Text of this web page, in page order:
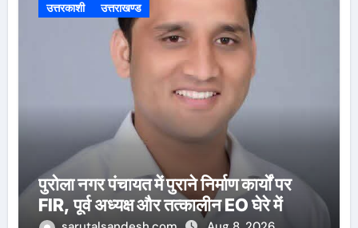
उत्तरकाशी उत्तराखण्ड
पुरोला नगर पंचायत में पुराने निर्माण कार्यों पर
FIR, पूर्व अध्यक्ष और तत्कालीन EO घेरे में